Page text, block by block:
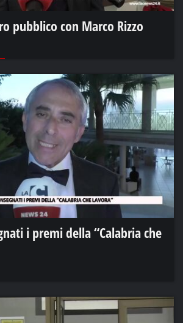
pubblico con Marco Rizzo
i premi della “Calabria che